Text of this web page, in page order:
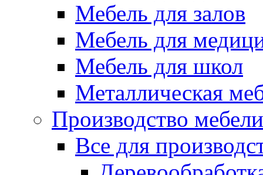
Мебель для залов
Мебель для
Мебель для школ
Металлическая
Производство мебели
Все для